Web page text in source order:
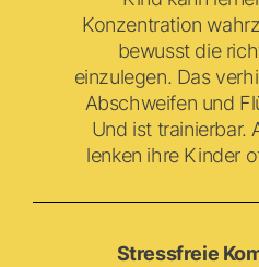
Konzentration
bewusst die
einzulegen. Das
Abschweifen und
Und ist trainierbar.
lenken ihre Kinder
Stressfreie